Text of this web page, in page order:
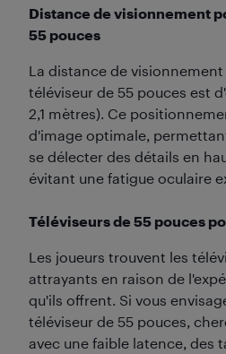
Distance de visionnement
55 pouces
La distance de
téléviseur de 55 pouces est
2,1 mètres). Ce
d'image optimale,
se délecter des détails en
évitant une fatigue oculaire
Téléviseurs de 55 pouces
Les joueurs trouvent les
attrayants en raison de
qu'ils offrent. Si vous
téléviseur de 55 pouces,
avec une faible latence, des